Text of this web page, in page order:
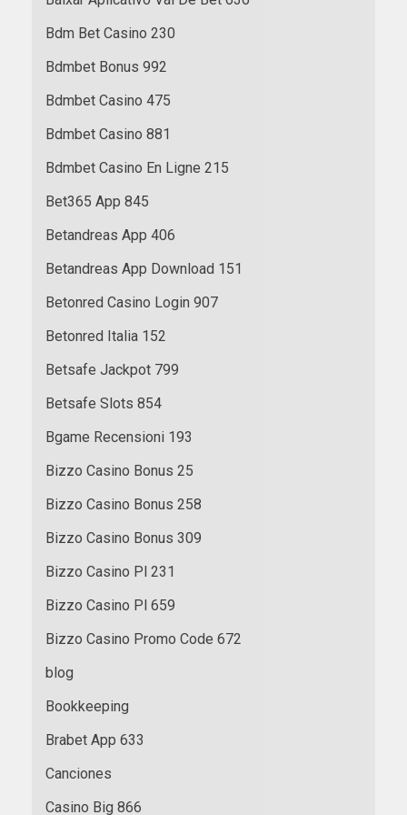
Bdm Bet Casino 230
Bdmbet Bonus 992
Bdmbet Casino 475
Bdmbet Casino 881
Bdmbet Casino En Ligne 215
Bet365 App 845
Betandreas App 406
Betandreas App Download 151
Betonred Casino Login 907
Betonred Italia 152
Betsafe Jackpot 799
Betsafe Slots 854
Bgame Recensioni 193
Bizzo Casino Bonus 25
Bizzo Casino Bonus 258
Bizzo Casino Bonus 309
Bizzo Casino Pl 231
Bizzo Casino Pl 659
Bizzo Casino Promo Code 672
blog
Bookkeeping
Brabet App 633
Canciones
Casino Big 866